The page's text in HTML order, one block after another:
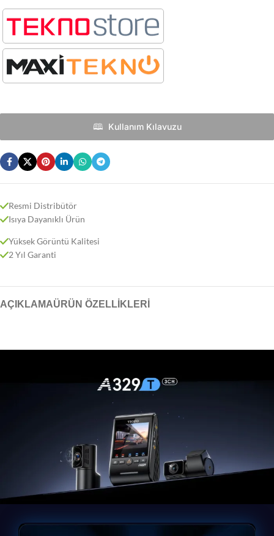
🕮 ‎‎‎ Kullanım Kılavuzu
Resmi Distribütör
Isıya Dayanıklı Ürün
Yüksek Görüntü Kalitesi
2 Yıl Garanti
AÇIKLAMAÜRÜN ÖZELLIKLERI